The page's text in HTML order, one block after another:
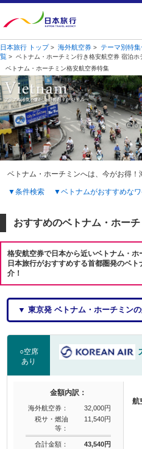
日本旅行 トップ> 海外航空券 > テーマ別特集
覧 > ベトナム・ホーチミン行き格安航空券 宿泊ホ
ベトナム・ホーチミン格安航空券特集
ベトナム・ホーチミンへは、今がお得！
▼条件検索 ▼ベトナムがおすすめなワ
おすすめのベトナム・ホー
格安航空券で日本から近いベトナム・ホ
日本旅行がおすすめする首都圏発のベ
介！
▼ 東京発 ベトナム・ホーチミン
○空席
あり
金額内訳：
海外航空券：
32,000円
税サ・燃油
等：
11,540円
合計金額： 43,540円
航